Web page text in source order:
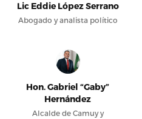
Lic Eddie López Serrano
Abogado y analista político
Hon. Gabriel “Gaby”
Hernández
Alcalde de Camuy y